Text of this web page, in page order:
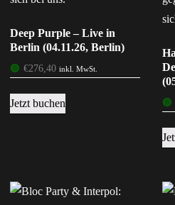
Deep Purple – Live in
Berlin (04.11.26, Berlin)
🟢 €276,40 inkl. MwSt.
Jetzt buchen 🟢